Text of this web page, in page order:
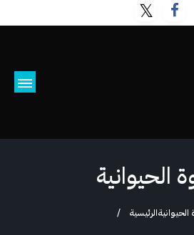
الحيوانية
الرئيسيةالحيوانية